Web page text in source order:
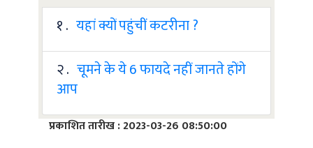
१ . यहां क्यों पहुंचीं कटरीना ?
२ . चूमने के ये 6 फायदे नहीं जानते होंगे
आप
प्रकाशित तारीख : 2023-03-26 08:50:00